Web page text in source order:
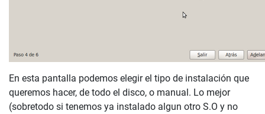
En esta pantalla podemos elegir el tipo de instalación que
queremos hacer, de todo el disco, o manual. Lo mejor
(sobretodo si tenemos ya instalado algun otro S.O y no